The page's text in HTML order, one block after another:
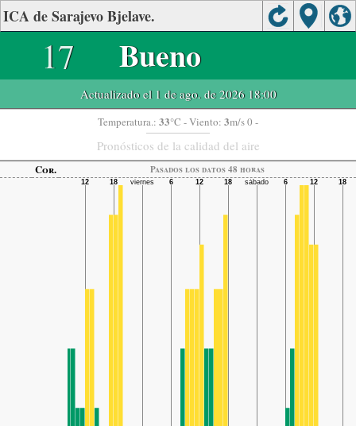
ICA de Sarajevo Bjelave.
17 Bueno
Actualizado el 1 de ago. de 2026 18:00
Temperatura.: 33°C - Viento: 3m/s 0 -
Pronósticos de la calidad del aire
Cor. Pasados ​​los datos 48 horas